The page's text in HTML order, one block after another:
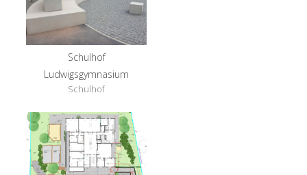
Schulhof
Ludwigsgymnasium
Schulhof